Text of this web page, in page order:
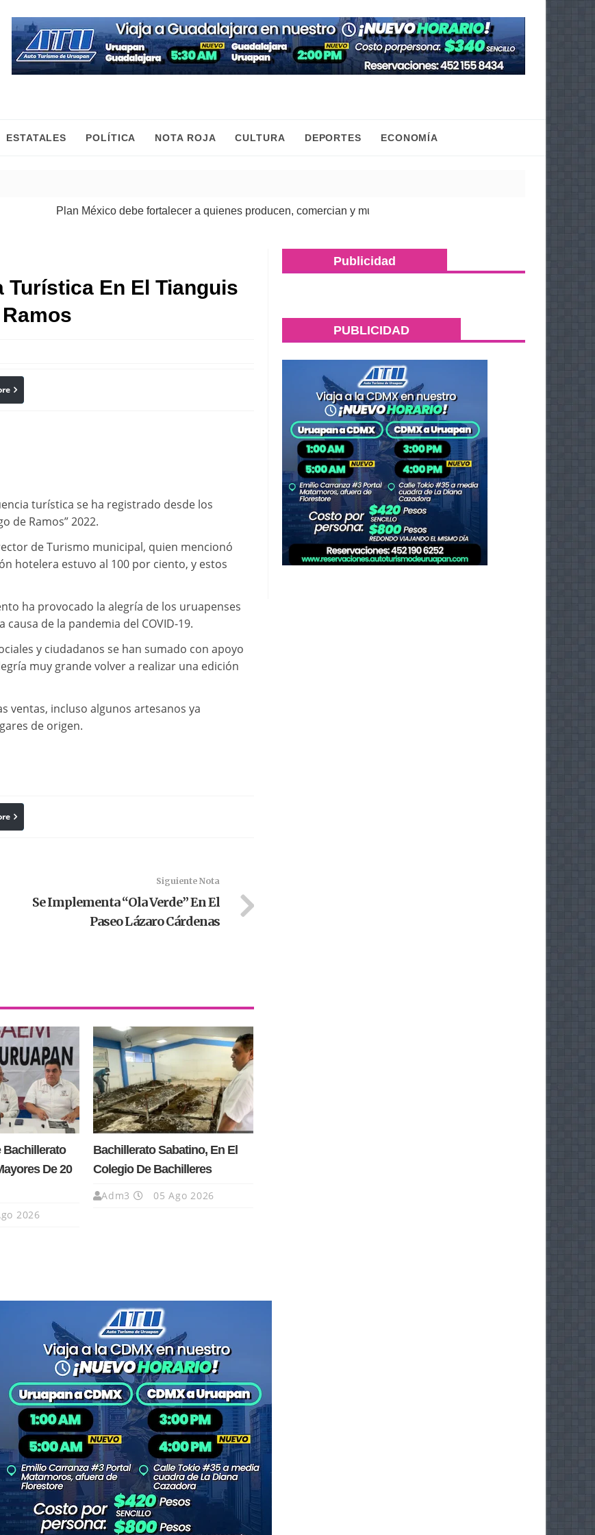
ESTATALES POLÍTICA NOTA ROJA CULTURA DEPORTES ECONOMÍA
Plan México debe fortalecer a quienes producen, comercian y mueven la economía regional: Torres Piña
Turística En El Tianguis
linkedin
turística se ha registrado desde los
de Ramos” 2022.
de Turismo municipal, quien mencionó
hotelera estuvo al 100 por ciento, y estos
ha provocado la alegría de los uruapenses
de la pandemia del COVID-19.
y ciudadanos se han sumado con apoyo
muy grande volver a realizar una edición
ventas, incluso algunos artesanos ya
de origen.
linkedin
Siguiente Nota
Se Implementa “Ola Verde” En El
Paseo Lázaro Cárdenas
Bachillerato
De 20
2026
Bachillerato Sabatino, En El
Colegio De Bachilleres
Adm3 05 Ago 2026
Publicidad
PUBLICIDAD